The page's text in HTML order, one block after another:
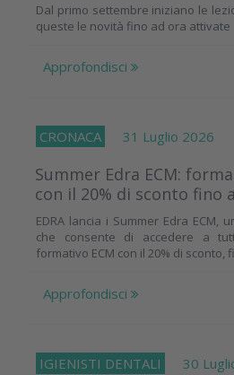
Dal primo settembre iniziano le
queste le novità fino ad ora attivate
Approfondisci
CRONACA 31 Luglio 2026
Summer Edra ECM:
con il 20% di sconto fino
EDRA lancia i Summer Edra ECM,
che consente di accedere a
formativo ECM con il 20% di sconto,
Approfondisci
IGIENISTI DENTALI 30